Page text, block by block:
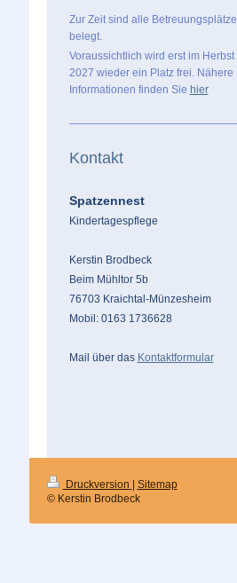
Zur Zeit sind alle Betreuungsplätze
belegt.
Voraussichtlich wird erst im Herbst
2027 wieder ein Platz frei. Nähere
Informationen finden Sie hier
Kontakt
Spatzennest
Kindertagespflege
Kerstin Brodbeck
Beim Mühltor 5b
76703 Kraichtal-Münzesheim
Mobil: 0163 1736628
Mail über das Kontaktformular
Druckversion
Sitemap
© Kerstin Brodbeck